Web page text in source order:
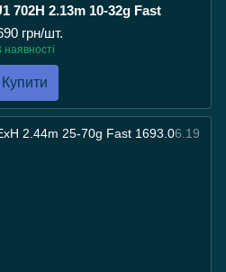
702H 2.13m 10-32g Fast
грн/шт.
наявності
Купити